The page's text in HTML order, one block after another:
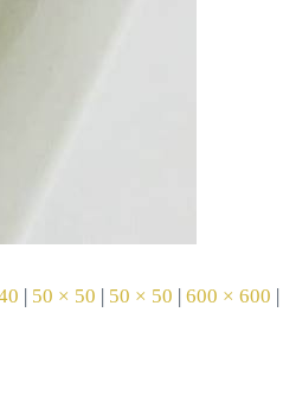
| 50 × 50 | 50 × 50 | 600 × 600 |